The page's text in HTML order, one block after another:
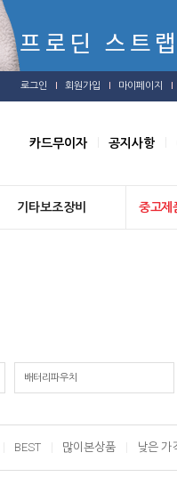
로그인 회원가입 마이페이지
카드무이자 공지사항
기타보조장비 중고제
배터리파우치
BEST 많이본상품 낮은 가